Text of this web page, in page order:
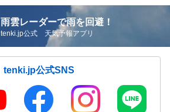
雨雲レーダーで雨を回避！
tenki.jp公式 天気予報アプリ
tenki.jp公式SNS